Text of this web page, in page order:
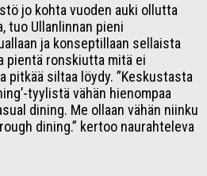
jo kohta vuoden auki ollutta
tuo Ullanlinnan pieni
ja konseptillaan sellaista
pientä ronskiutta mitä ei
siltaa löydy. ”Keskustasta
tyylistä vähän hienompaa
dining. Me ollaan vähän niinku
dining.” kertoo naurahteleva